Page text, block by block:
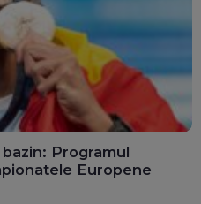
Programul
Europene